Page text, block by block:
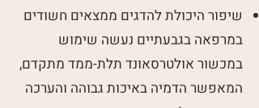
שיפור היכולת להדגים ממצאים חשודים
במרפאה בגבעתיים נעשה שימוש
במכשור אולטרסאונד תלת-ממד מתקדם,
המאפשר הדמיה באיכות גבוהה והערכה